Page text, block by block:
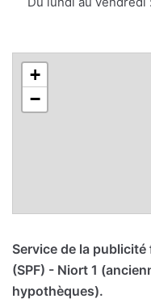
+
−
Service de la
(SPF) - Niort 1
hypothèques).